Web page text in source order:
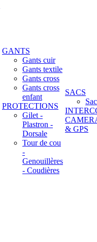
GANTS
Gants cuir
Gants textile
Gants cross
Gants cross
enfant
PROTECTIONS
Gilet -
Plastron -
Dorsale
Tour de cou
-
Genouillères
- Coudières
SACS
& GPS